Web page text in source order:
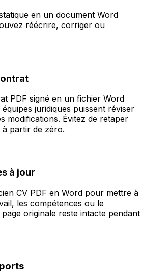
en un document Word
réécrire, corriger ou
PDF signé en un fichier Word
juridiques puissent réviser
modifications. Évitez de retaper
à partir de zéro.
à jour
CV PDF en Word pour mettre à
les compétences ou le
originale reste intacte pendant